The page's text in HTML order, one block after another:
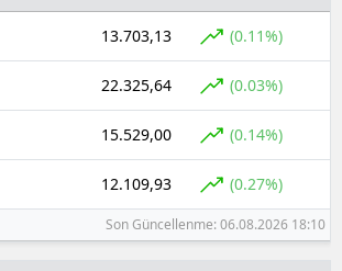
13.703,13 (0.11%)
22.325,64 (0.03%)
15.529,00 (0.14%)
12.109,93 (0.27%)
Son Güncellenme: 06.08.2026 18:10